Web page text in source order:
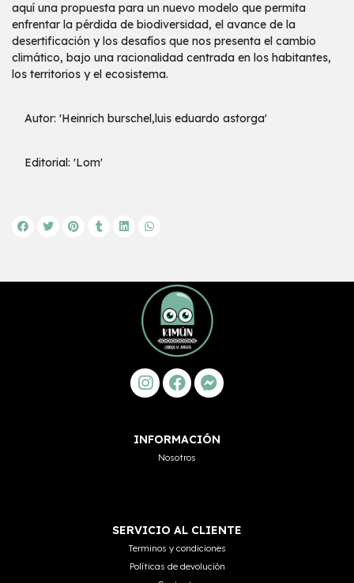
aquí una propuesta para un nuevo modelo que permita
enfrentar la pérdida de biodiversidad, el avance de la
desertificación y los desafíos que nos presenta el cambio
climático, bajo una racionalidad centrada en los habitantes,
los territorios y el ecosistema.
Autor: 'Heinrich burschel,luis eduardo astorga'
Editorial: 'Lom'
INFORMACIÓN
Nosotros
SERVICIO AL CLIENTE
Terminos y condiciones
Políticas de devolución